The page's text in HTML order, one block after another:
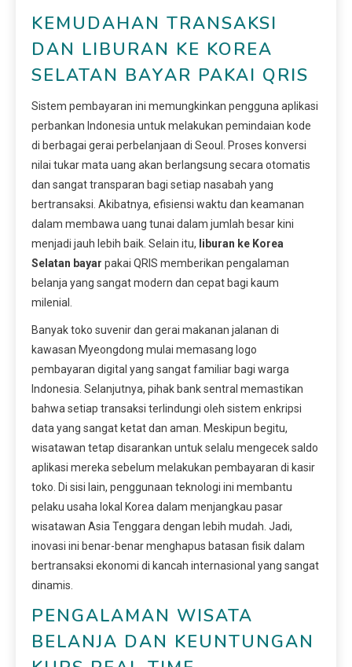
KEMUDAHAN TRANSAKSI
DAN LIBURAN KE KOREA
SELATAN BAYAR PAKAI QRIS
Sistem pembayaran ini memungkinkan pengguna aplikasi
perbankan Indonesia untuk melakukan pemindaian kode
di berbagai gerai perbelanjaan di Seoul. Proses konversi
nilai tukar mata uang akan berlangsung secara otomatis
dan sangat transparan bagi setiap nasabah yang
bertransaksi. Akibatnya, efisiensi waktu dan keamanan
dalam membawa uang tunai dalam jumlah besar kini
menjadi jauh lebih baik. Selain itu, liburan ke Korea
Selatan bayar pakai QRIS memberikan pengalaman
belanja yang sangat modern dan cepat bagi kaum
milenial.
Banyak toko suvenir dan gerai makanan jalanan di
kawasan Myeongdong mulai memasang logo
pembayaran digital yang sangat familiar bagi warga
Indonesia. Selanjutnya, pihak bank sentral memastikan
bahwa setiap transaksi terlindungi oleh sistem enkripsi
data yang sangat ketat dan aman. Meskipun begitu,
wisatawan tetap disarankan untuk selalu mengecek saldo
aplikasi mereka sebelum melakukan pembayaran di kasir
toko. Di sisi lain, penggunaan teknologi ini membantu
pelaku usaha lokal Korea dalam menjangkau pasar
wisatawan Asia Tenggara dengan lebih mudah. Jadi,
inovasi ini benar-benar menghapus batasan fisik dalam
bertransaksi ekonomi di kancah internasional yang sangat
dinamis.
PENGALAMAN WISATA
BELANJA DAN KEUNTUNGAN